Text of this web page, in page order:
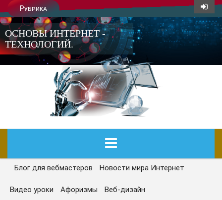
Рубрика
ОСНОВЫ ИНТЕРНЕТ -
ТЕХНОЛОГИЙ.
ГЛАВНАЯ
СЕГОДНЯ
Блог для вебмастеров Новости мира Интернет
Видео уроки Афоризмы Веб-дизайн